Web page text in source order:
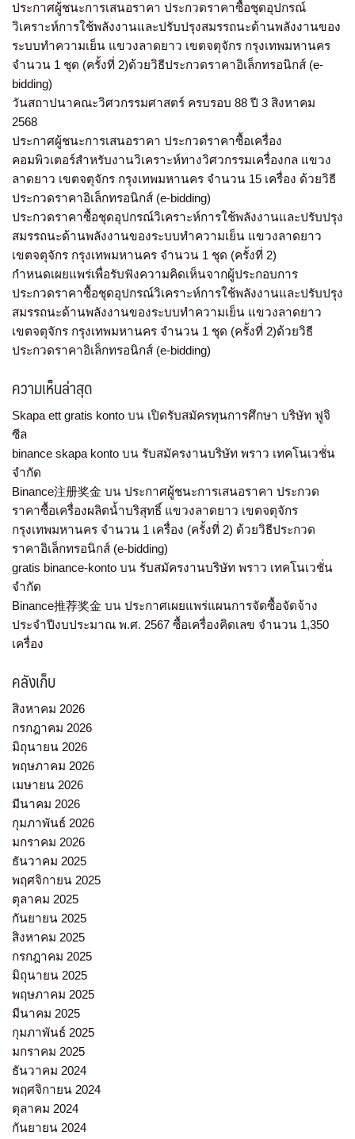
ประกาศผู้ชนะการเสนอราคา ประกวดราคาซื้อชุดอุปกรณ์
วิเคราะห์การใช้พลังงานและปรับปรุงสมรรถนะด้านพลังงานของ
ระบบทำความเย็น แขวงลาดยาว เขตจตุจักร กรุงเทพมหานคร
จำนวน 1 ชุด (ครั้งที่ 2)ด้วยวิธีประกวดราคาอิเล็กทรอนิกส์ (e-
bidding)
วันสถาปนาคณะวิศวกรรมศาสตร์ ครบรอบ 88 ปี 3 สิงหาคม
2568
ประกาศผู้ชนะการเสนอราคา ประกวดราคาซื้อเครื่อง
คอมพิวเตอร์สำหรับงานวิเคราะห์ทางวิศวกรรมเครื่องกล แขวง
ลาดยาว เขตจตุจักร กรุงเทพมหานคร จำนวน 15 เครื่อง ด้วยวิธี
ประกวดราคาอิเล็กทรอนิกส์ (e-bidding)
ประกวดราคาซื้อชุดอุปกรณ์วิเคราะห์การใช้พลังงานและปรับปรุง
สมรรถนะด้านพลังงานของระบบทำความเย็น แขวงลาดยาว
เขตจตุจักร กรุงเทพมหานคร จำนวน 1 ชุด (ครั้งที่ 2)
กำหนดเผยแพร่เพื่อรับฟังความคิดเห็นจากผู้ประกอบการ
ประกวดราคาซื้อชุดอุปกรณ์วิเคราะห์การใช้พลังงานและปรับปรุง
สมรรถนะด้านพลังงานของระบบทำความเย็น แขวงลาดยาว
เขตจตุจักร กรุงเทพมหานคร จำนวน 1 ชุด (ครั้งที่ 2)ด้วยวิธี
ประกวดราคาอิเล็กทรอนิกส์ (e-bidding)
ความเห็นล่าสุด
Skapa ett gratis konto บน เปิดรับสมัครทุนการศึกษา บริษัท ฟูจิ
ซีล
binance skapa konto บน รับสมัครงานบริษัท พราว เทคโนเวชั่น
จำกัด
Binance注册奖金 บน ประกาศผู้ชนะการเสนอราคา ประกวด
ราคาซื้อเครื่องผลิตน้ำบริสุทธิ์ แขวงลาดยาว เขตจตุจักร
กรุงเทพมหานคร จำนวน 1 เครื่อง (ครั้งที่ 2) ด้วยวิธีประกวด
ราคาอิเล็กทรอนิกส์ (e-bidding)
gratis binance-konto บน รับสมัครงานบริษัท พราว เทคโนเวชั่น
จำกัด
Binance推荐奖金 บน ประกาศเผยแพร่แผนการจัดซื้อจัดจ้าง
ประจำปีงบประมาณ พ.ศ. 2567 ซื้อเครื่องคิดเลข จำนวน 1,350
เครื่อง
คลังเก็บ
สิงหาคม 2026
กรกฎาคม 2026
มิถุนายน 2026
พฤษภาคม 2026
เมษายน 2026
มีนาคม 2026
กุมภาพันธ์ 2026
มกราคม 2026
ธันวาคม 2025
พฤศจิกายน 2025
ตุลาคม 2025
กันยายน 2025
สิงหาคม 2025
กรกฎาคม 2025
มิถุนายน 2025
พฤษภาคม 2025
มีนาคม 2025
กุมภาพันธ์ 2025
มกราคม 2025
ธันวาคม 2024
พฤศจิกายน 2024
ตุลาคม 2024
กันยายน 2024